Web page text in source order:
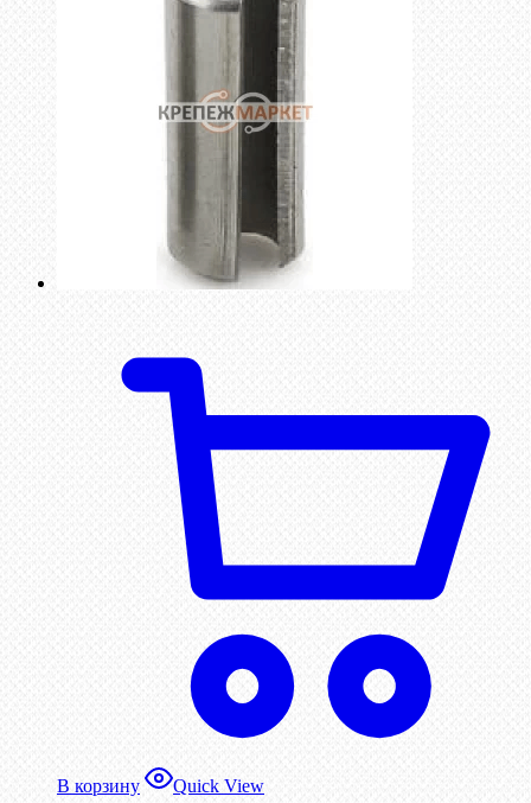
В корзину Quick View